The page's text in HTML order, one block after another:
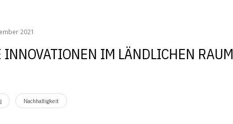
2021
IM LÄNDLICHEN RAUM
Nachhaltigkeit